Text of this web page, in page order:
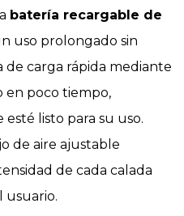
batería recargable de
uso prolongado sin
de carga rápida mediante
en poco tiempo,
listo para su uso.
de aire ajustable
de cada calada
usuario.